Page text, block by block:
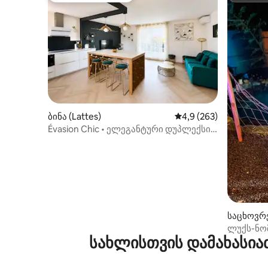
ბინა (Lattes) საშუალო შეფასებაა
4,9 (263)
Évasion Chic • ელეგანტური დუპლექსი
ლუქს-
და
სახლისთვის